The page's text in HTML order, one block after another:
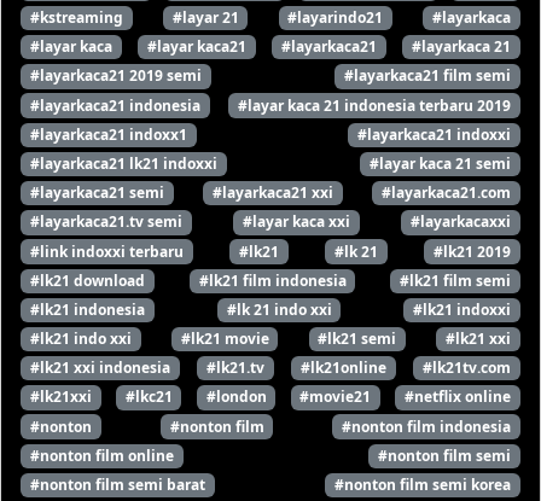
#kstreaming
#layar 21 #layarindo21
#layarkaca
#layar kaca
#layar kaca21 #layarkaca21
#layarkaca 21
#layarkaca21 2019 semi
#layarkaca21 film semi
#layarkaca21 indonesia
#layar kaca 21 indonesia terbaru 2019
#layarkaca21 indoxx1
#layarkaca21 indoxxi
#layarkaca21 lk21 indoxxi
#layar kaca 21 semi
#layarkaca21 semi
#layarkaca21 xxi
#layarkaca21.com
#layarkaca21.tv semi
#layar kaca xxi
#layarkacaxxi
#link indoxxi terbaru
#lk21 #lk 21
#lk21 2019
#lk21 download
#lk21 film indonesia
#lk21 film semi
#lk21 indonesia
#lk 21 indo xxi
#lk21 indoxxi
#lk21 indo xxi
#lk21 movie #lk21 semi
#lk21 xxi
#lk21 xxi indonesia
#lk21.tv #lk21online
#lk21tv.com
#lk21xxi
#lkc21 #london #movie21
#netflix online
#nonton
#nonton film
#nonton film indonesia
#nonton film online
#nonton film semi
#nonton film semi barat
#nonton film semi korea